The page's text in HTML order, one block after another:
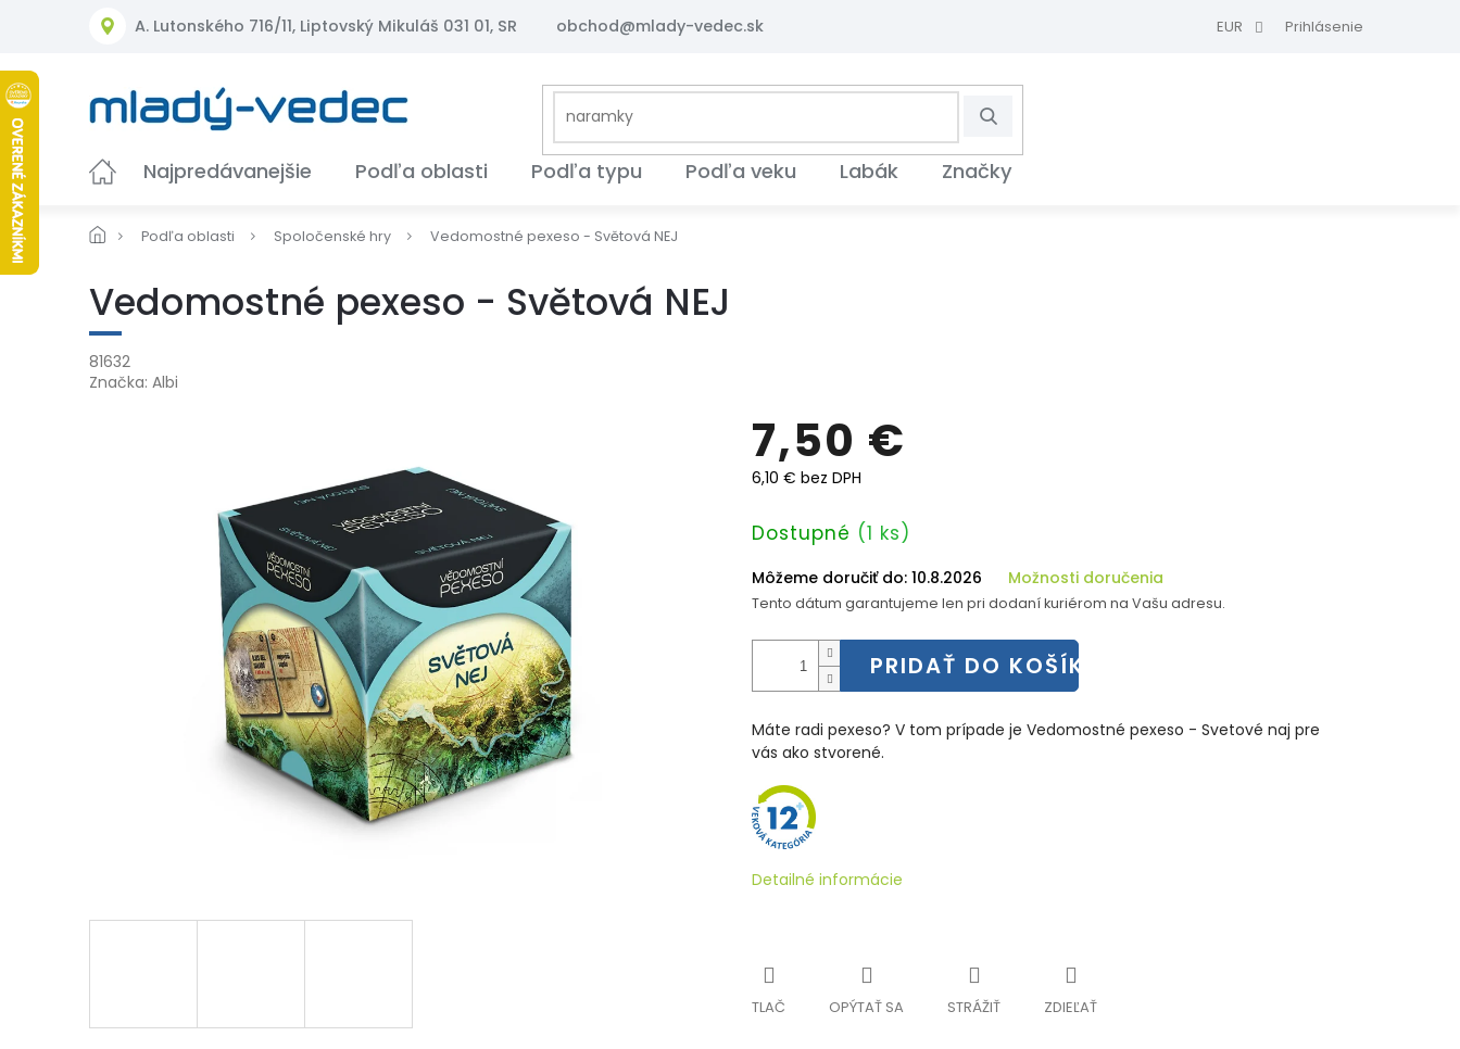
A. Lutonského 716/11, Liptovský Mikuláš 031 01, SR obchod@mlady-vedec.sk EUR Prihlásenie
Hľadať
Najpredávanejšie Podľa oblasti Podľa typu Podľa veku Labák Značky
Podľa oblasti Spoločenské hry Vedomostné pexeso - Světová NEJ
Vedomostné pexeso - Světová NEJ
81632
Značka: Albi
7,50 €
6,10 € bez DPH
Jednotková
Dostupné (1 ks)
Môžeme doručiť do: 10.8.2026 Možnosti doručenia
Tento dátum garantujeme len pri dodaní kuriérom na Vašu adresu.
PRIDAŤ DO KOŠÍKA
Máte radi pexeso? V tom prípade je Vedomostné pexeso - Svetové naj pre
vás ako stvorené.
Detailné informácie
TLAČ OPÝTAŤ SA STRÁŽIŤ ZDIEĽAŤ